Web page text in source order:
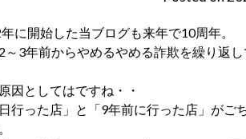
に開始した当ブログも来年で10周年。
～3年前からやめるやめる詐欺を繰り返
因としてはですね・・
日行った店」と「9年前に行った店」が